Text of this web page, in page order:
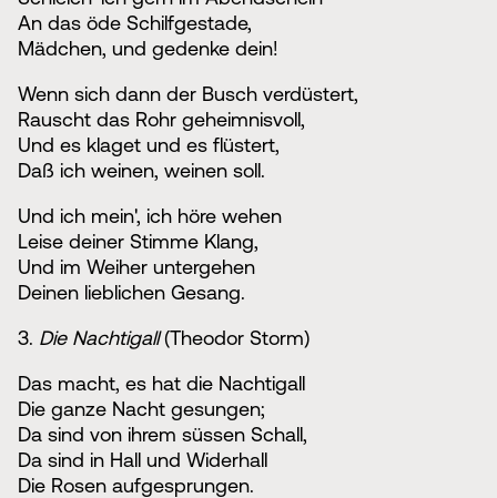
An das öde Schilfgestade,
Mädchen, und gedenke dein!
Wenn sich dann der Busch verdüstert,
Rauscht das Rohr geheimnisvoll,
Und es klaget und es flüstert,
Daß ich weinen, weinen soll.
Und ich mein', ich höre wehen
Leise deiner Stimme Klang,
Und im Weiher untergehen
Deinen lieblichen Gesang.
3. Die Nachtigall(Theodor Storm)
Das macht, es hat die Nachtigall
Die ganze Nacht gesungen;
Da sind von ihrem süssen Schall,
Da sind in Hall und Widerhall
Die Rosen aufgesprungen.